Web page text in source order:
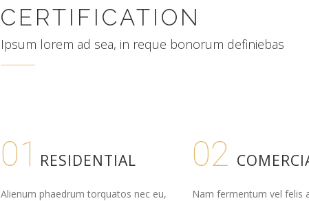
CERTIFICATION
Ipsum lorem ad sea, in reque bonorum definiebas
01 RESIDENTIAL
Alienum phaedrum torquatos nec eu,
02
Nam fermentum vel felis